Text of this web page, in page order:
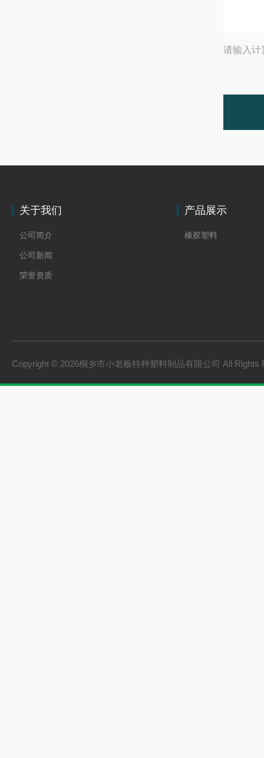
请输入计
关于我们
公司简介
公司新闻
荣誉资质
产品展示
橡胶塑料
Copyright © 2026桐乡市小老板特种塑料制品有限公司 All